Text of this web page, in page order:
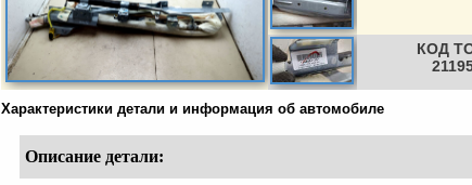
КОД
Характеристики детали и информация об автомобиле
Описание детали: